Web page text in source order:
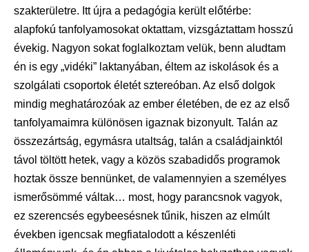
szakterületre. Itt újra a pedagógia került előtérbe:
alapfokú tanfolyamosokat oktattam, vizsgáztattam hosszú
évekig. Nagyon sokat foglalkoztam velük, benn aludtam
én is egy „vidéki” laktanyában, éltem az iskolások és a
szolgálati csoportok életét sztereóban. Az első dolgok
mindig meghatározóak az ember életében, de ez az első
tanfolyamaimra különösen igaznak bizonyult. Talán az
összezártság, egymásra utaltság, talán a családjainktól
távol töltött hetek, vagy a közös szabadidős programok
hoztak össze bennünket, de valamennyien a személyes
ismerősömmé váltak… most, hogy parancsnok vagyok,
ez szerencsés egybeesésnek tűnik, hiszen az elmúlt
években igencsak megfiatalodott a készenléti